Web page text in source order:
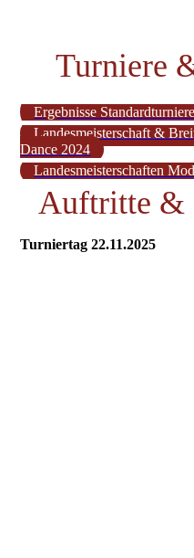
Turniere
Ergebnisse
Landesmeisterschaft &
Dance 2024
Landesmeisterschaften
Auftritte &
Turniertag 22.11.2025